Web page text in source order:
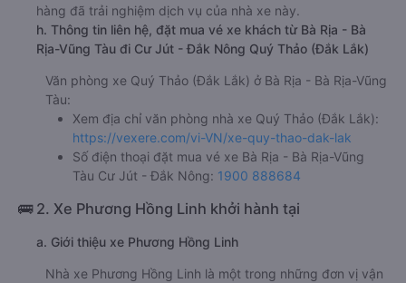
hàng đã trải nghiệm dịch vụ của nhà xe này.
h. Thông tin liên hệ, đặt mua vé xe khách từ Bà Rịa - Bà
Rịa-Vũng Tàu đi Cư Jút - Đắk Nông Quý Thảo (Đắk Lắk)
Văn phòng xe Quý Thảo (Đắk Lắk) ở Bà Rịa - Bà Rịa-Vũng
Tàu:
Xem địa chỉ văn phòng nhà xe Quý Thảo (Đắk Lắk):
https://vexere.com/vi-VN/xe-quy-thao-dak-lak
Số điện thoại đặt mua vé xe Bà Rịa - Bà Rịa-Vũng
Tàu Cư Jút - Đắk Nông: 1900 888684
🚌 2. Xe Phương Hồng Linh khởi hành tại
a. Giới thiệu xe Phương Hồng Linh
Nhà xe Phương Hồng Linh là một trong những đơn vị vận